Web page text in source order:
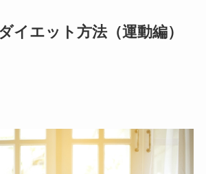
イエット方法（運動編）